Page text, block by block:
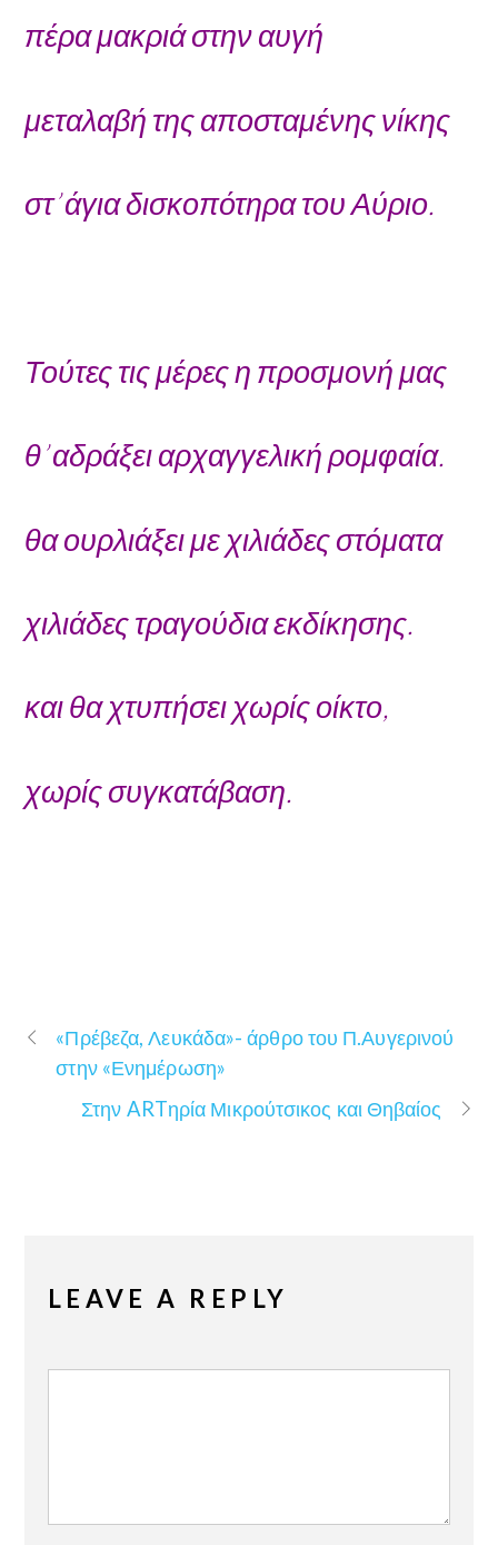
πέρα μακριά στην αυγή
μεταλαβή της αποσταμένης νίκης
στ’ άγια δισκοπότηρα του Αύριο.
Τούτες τις μέρες η προσμονή μας
θ’ αδράξει αρχαγγελική ρομφαία.
θα ουρλιάξει με χιλιάδες στόματα
χιλιάδες τραγούδια εκδίκησης.
και θα χτυπήσει χωρίς οίκτο,
χωρίς συγκατάβαση.
«Πρέβεζα, Λευκάδα»- άρθρο του Π.Αυγερινού
στην «Ενημέρωση»
Στην ARTηρία Μικρούτσικος και Θηβαίος
LEAVE A REPLY